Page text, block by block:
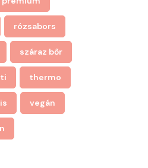
rózsabors
száraz bőr
thermo
vegán